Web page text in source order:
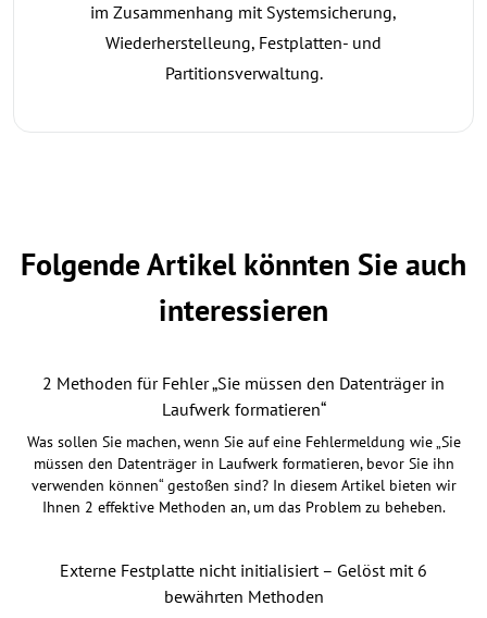
im Zusammenhang mit Systemsicherung,
Wiederherstelleung, Festplatten- und
Partitionsverwaltung.
Folgende Artikel könnten Sie auch
interessieren
2 Methoden für Fehler „Sie müssen den Datenträger in
Laufwerk formatieren“
Was sollen Sie machen, wenn Sie auf eine Fehlermeldung wie „Sie
müssen den Datenträger in Laufwerk formatieren, bevor Sie ihn
verwenden können“ gestoßen sind? In diesem Artikel bieten wir
Ihnen 2 effektive Methoden an, um das Problem zu beheben.
Externe Festplatte nicht initialisiert – Gelöst mit 6
bewährten Methoden